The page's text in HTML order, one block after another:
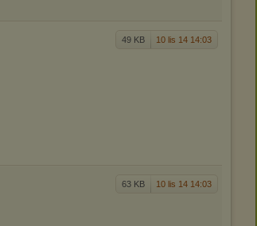
49 KB 10 lis 14 14:03
63 KB 10 lis 14 14:03